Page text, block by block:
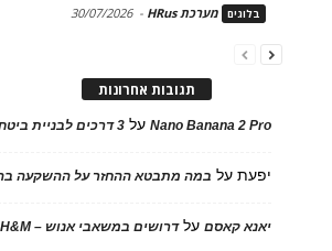
בלוגים מערכת HRus -
30/07/2026
תגובות אחרונות
Nano Banana 2 Proעל 3 דרכים לבניית ביטחון עצמי של עובדים
יפעתעל במה מתבטא ההחזר על ההשקעה
יאנא קאסםעלדרושים במשאבי אנוש – H&M